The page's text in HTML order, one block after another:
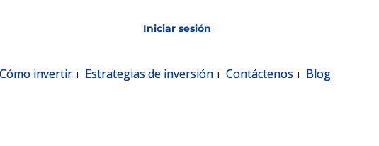
Cómo invertir Estrategias de inversión Contáctenos Blog
Cómo invertir Estrategias de inversión Contáctenos Blog
Iniciar sesión